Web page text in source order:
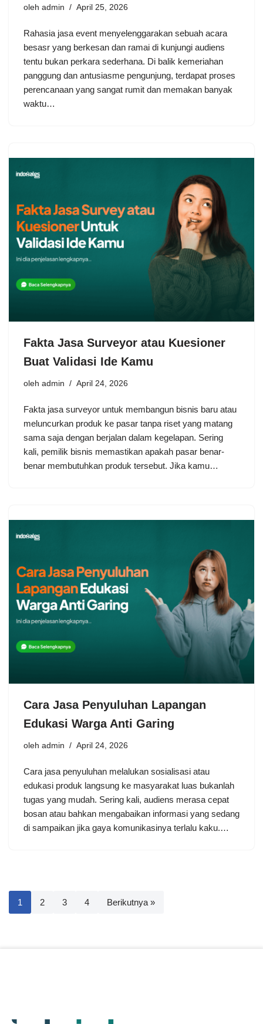
oleh admin April 25, 2026
Rahasia jasa event menyelenggarakan sebuah acara
besasr yang berkesan dan ramai di kunjungi audiens
tentu bukan perkara sederhana. Di balik kemeriahan
panggung dan antusiasme pengunjung, terdapat proses
perencanaan yang sangat rumit dan memakan banyak
waktu…
Fakta Jasa Surveyor atau Kuesioner
Buat Validasi Ide Kamu
oleh admin April 24, 2026
Fakta jasa surveyor untuk membangun bisnis baru atau
meluncurkan produk ke pasar tanpa riset yang matang
sama saja dengan berjalan dalam kegelapan. Sering
kali, pemilik bisnis memastikan apakah pasar benar-
benar membutuhkan produk tersebut. Jika kamu…
Cara Jasa Penyuluhan Lapangan
Edukasi Warga Anti Garing
oleh admin April 24, 2026
Cara jasa penyuluhan melalukan sosialisasi atau
edukasi produk langsung ke masyarakat luas bukanlah
tugas yang mudah. Sering kali, audiens merasa cepat
bosan atau bahkan mengabaikan informasi yang sedang
di sampaikan jika gaya komunikasinya terlalu kaku.…
1 2 3 4 Berikutnya »